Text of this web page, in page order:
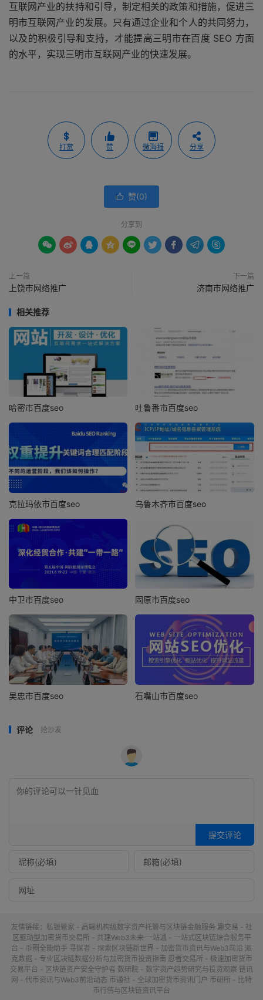
互联网产业的扶持和引导，制定相关的政策和措施，促进三
明市互联网产业的发展。只有通过企业和个人的共同努力，
以及的积极引导和支持，才能提高三明市在百度 SEO 方面
的水平，实现三明市互联网产业的快速发展。
打赏 赞 微海报 分享
 赞(0)
分享到
        
上一篇
上饶市网络推广
下一篇
济南市网络推广
相关推荐
哈密市百度seo 吐鲁番市百度seo
克拉玛依市百度seo 乌鲁木齐市百度seo
中卫市百度seo 固原市百度seo
吴忠市百度seo 石嘴山市百度seo
评论 抢沙发
提交评论
友情链接： 私银管家 - 高端机构级数字资产托管与区块链金融服务 趣交易 - 社
区驱动型加密货币交易所 - 共建Web3未来 一站通 - 一站式区块链综合服务平
台 - 币圈全能助手 寻探者 - 探索区块链新世界 - 加密货币资讯与Web3前沿 派
克数据 - 专业区块链数据分析与加密货币投资指南 忍者交易所 - 极速加密货币
交易平台 - 区块链资产安全守护者 数研院 - 数字资产趋势研究与投资观察 链讯
网 - 代币资讯与Web3前沿动态 币通社 - 全球加密货币资讯门户 币研所 - 比特
币行情与区块链资讯平台